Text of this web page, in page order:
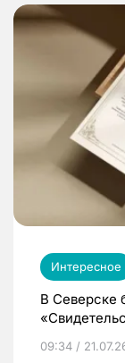
Интересное
В Северске
09:34 /